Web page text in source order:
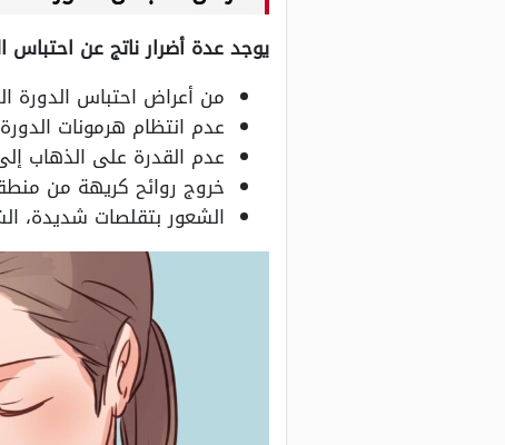
يوجد عدة أضرار ناتج عن احتباس
من أعراض احتباس الدورة
عدم انتظام هرمونات
عدم القدرة على الذهاب
خروج روائح كريهة من
الشعور بتقلصات شديدة،